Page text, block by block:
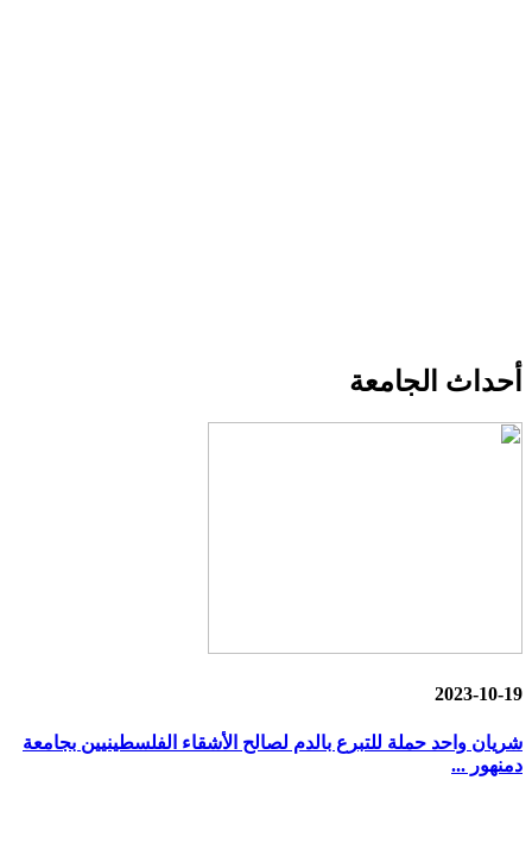
أحداث الجامعة
2023-10-19
شريان واحد حملة للتبرع بالدم لصالح الأشقاء الفلسطينيين بجامعة
دمنهور ...